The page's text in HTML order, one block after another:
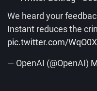
We heard your
Instant reduces the
pic.twitter.com/
— OpenAI (@OpenAI)